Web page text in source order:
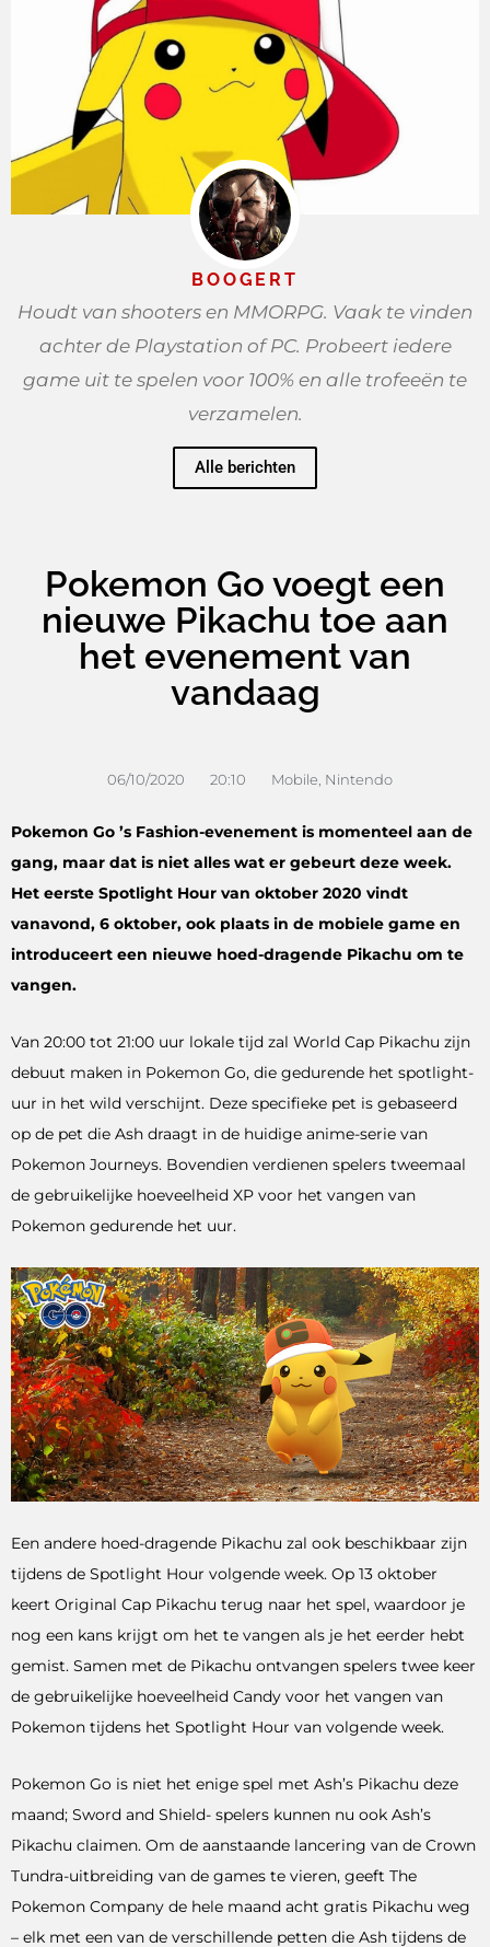
BOOGERT
Houdt van shooters en MMORPG. Vaak te vinden
achter de Playstation of PC. Probeert iedere
game uit te spelen voor 100% en alle trofeeën te
verzamelen.
Alle berichten
Pokemon Go voegt een
nieuwe Pikachu toe aan
het evenement van
vandaag
06/10/2020 20:10 Mobile Nintendo
Pokemon Go ’s Fashion-evenement is momenteel aan de
gang, maar dat is niet alles wat er gebeurt deze week.
Het eerste Spotlight Hour van oktober 2020 vindt
vanavond, 6 oktober, ook plaats in de mobiele game en
introduceert een nieuwe hoed-dragende Pikachu om te
vangen.
Van 20:00 tot 21:00 uur lokale tijd zal World Cap Pikachu zijn
debuut maken in Pokemon Go, die gedurende het spotlight-
uur in het wild verschijnt. Deze specifieke pet is gebaseerd
op de pet die Ash draagt ​​in de huidige anime-serie van
Pokemon Journeys. Bovendien verdienen spelers tweemaal
de gebruikelijke hoeveelheid XP voor het vangen van
Pokemon gedurende het uur.
Een andere hoed-dragende Pikachu zal ook beschikbaar zijn
tijdens de Spotlight Hour volgende week. Op 13 oktober
keert Original Cap Pikachu terug naar het spel, waardoor je
nog een kans krijgt om het te vangen als je het eerder hebt
gemist. Samen met de Pikachu ontvangen spelers twee keer
de gebruikelijke hoeveelheid Candy voor het vangen van
Pokemon tijdens het Spotlight Hour van volgende week.
Pokemon Go is niet het enige spel met Ash’s Pikachu deze
maand; Sword and Shield- spelers kunnen nu ook Ash’s
Pikachu claimen. Om de aanstaande lancering van de Crown
Tundra-uitbreiding van de games te vieren, geeft The
Pokemon Company de hele maand acht gratis Pikachu weg
– elk met een van de verschillende petten die Ash tijdens de